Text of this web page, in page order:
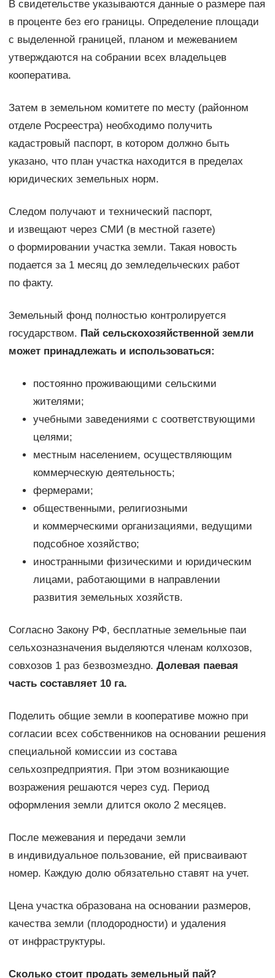
В свидетельстве указываются данные о размере пая
в проценте без его границы. Определение площади
с выделенной границей, планом и межеванием
утверждаются на собрании всех владельцев
кооператива.
Затем в земельном комитете по месту (районном
отделе Росреестра) необходимо получить
кадастровый паспорт, в котором должно быть
указано, что план участка находится в пределах
юридических земельных норм.
Следом получают и технический паспорт,
и извещают через СМИ (в местной газете)
о формировании участка земли. Такая новость
подается за 1 месяц до земледельческих работ
по факту.
Земельный фонд полностью контролируется
государством. Пай сельскохозяйственной земли
может принадлежать и использоваться:
постоянно проживающими сельскими
жителями;
учебными заведениями с соответствующими
целями;
местным населением, осуществляющим
коммерческую деятельность;
фермерами;
общественными, религиозными
и коммерческими организациями, ведущими
подсобное хозяйство;
иностранными физическими и юридическим
лицами, работающими в направлении
развития земельных хозяйств.
Согласно Закону РФ, бесплатные земельные паи
сельхозназначения выделяются членам колхозов,
совхозов 1 раз безвозмездно. Долевая паевая
часть составляет 10 га.
Поделить общие земли в кооперативе можно при
согласии всех собственников на основании решения
специальной комиссии из состава
сельхозпредприятия. При этом возникающие
возражения решаются через суд. Период
оформления земли длится около 2 месяцев.
После межевания и передачи земли
в индивидуальное пользование, ей присваивают
номер. Каждую долю обязательно ставят на учет.
Цена участка образована на основании размеров,
качества земли (плодородности) и удаления
от инфраструктуры.
Сколько стоит продать земельный пай?